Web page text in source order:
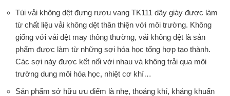
Túi vải không dệt đựng rượu vang TK111 dây giày được làm
từ chất liệu vải không dệt thân thiện với môi trường. Không
giống với vải dệt may thông thường, vải không dệt là sản
phẩm được làm từ những sợi hóa học tổng hợp tạo thành.
Các sợi này được kết nối với nhau và không trải qua môi
trường dung môi hóa học, nhiệt cơ khí…
Sản phẩm sở hữu ưu điểm là nhẹ, thoáng khí, kháng khuẩn